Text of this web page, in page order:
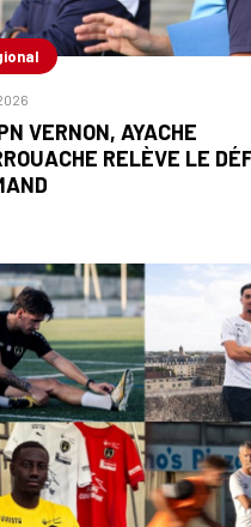
VERNON, AYACHE
RELÈVE LE